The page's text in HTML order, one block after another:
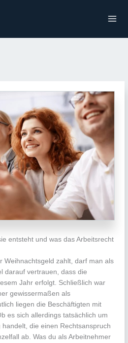
entsteht und was das Arbeitsrecht
Weihnachtsgeld zahlt, darf man als
darauf vertrauen, dass die
Jahr erfolgt. Schließlich war
gewissermaßen als
liegen die Beschäftigten mit
es sich allerdings tatsächlich um
handelt, die einen Rechtsanspruch
ab. Was du als Arbeitnehmer